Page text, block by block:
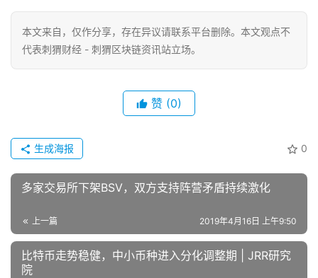
本文来自 ，仅作分享，存在异议请联系平台删除。本文观点不
代表刺猬财经 - 刺猬区块链资讯站立场。
赞 (0)
0
生成海报
多家交易所下架BSV，双方支持阵营矛盾持续激化
上一篇 2019年4月16日 上午9:50
比特币走势稳健，中小币种进入分化调整期 | JRR研究
院